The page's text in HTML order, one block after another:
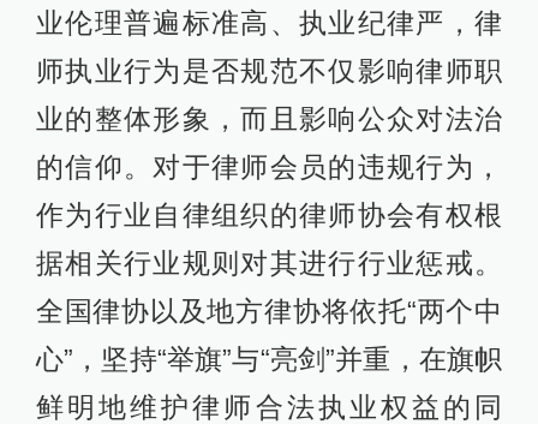
业伦理普遍标准高、执业纪律严，律
师执业行为是否规范不仅影响律师职
业的整体形象，而且影响公众对法治
的信仰。对于律师会员的违规行为，
作为行业自律组织的律师协会有权根
据相关行业规则对其进行行业惩戒。
全国律协以及地方律协将依托“两个中
心”，坚持“举旗”与“亮剑”并重，在旗帜
鲜明地维护律师合法执业权益的同